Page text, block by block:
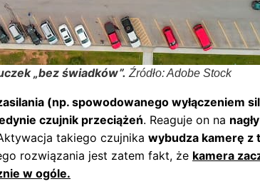
„bez świadków”. Źródło: Adobe Stock
(np. spowodowanego wyłączeniem
czujnik przeciążeń. Reaguje on na
takiego czujnika wybudza kamerę z
rozwiązania jest zatem fakt, że kamera
w ogóle.